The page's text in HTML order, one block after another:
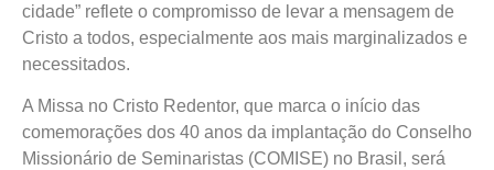
cidade” reflete o compromisso de levar a mensagem de
Cristo a todos, especialmente aos mais marginalizados e
necessitados.
A Missa no Cristo Redentor, que marca o início das
comemorações dos 40 anos da implantação do Conselho
Missionário de Seminaristas (COMISE) no Brasil, será